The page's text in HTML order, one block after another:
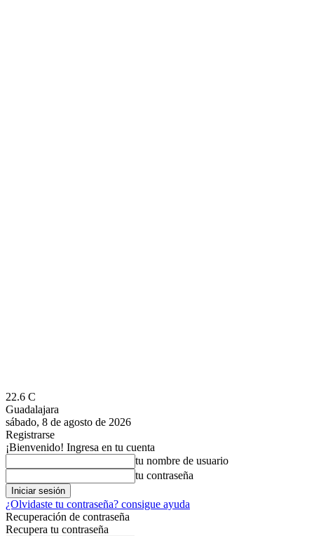
22.6 C
Guadalajara
sábado, 8 de agosto de 2026
Registrarse
¡Bienvenido! Ingresa en tu cuenta
tu nombre de usuario
tu contraseña
¿Olvidaste tu contraseña? consigue ayuda
Recuperación de contraseña
Recupera tu contraseña